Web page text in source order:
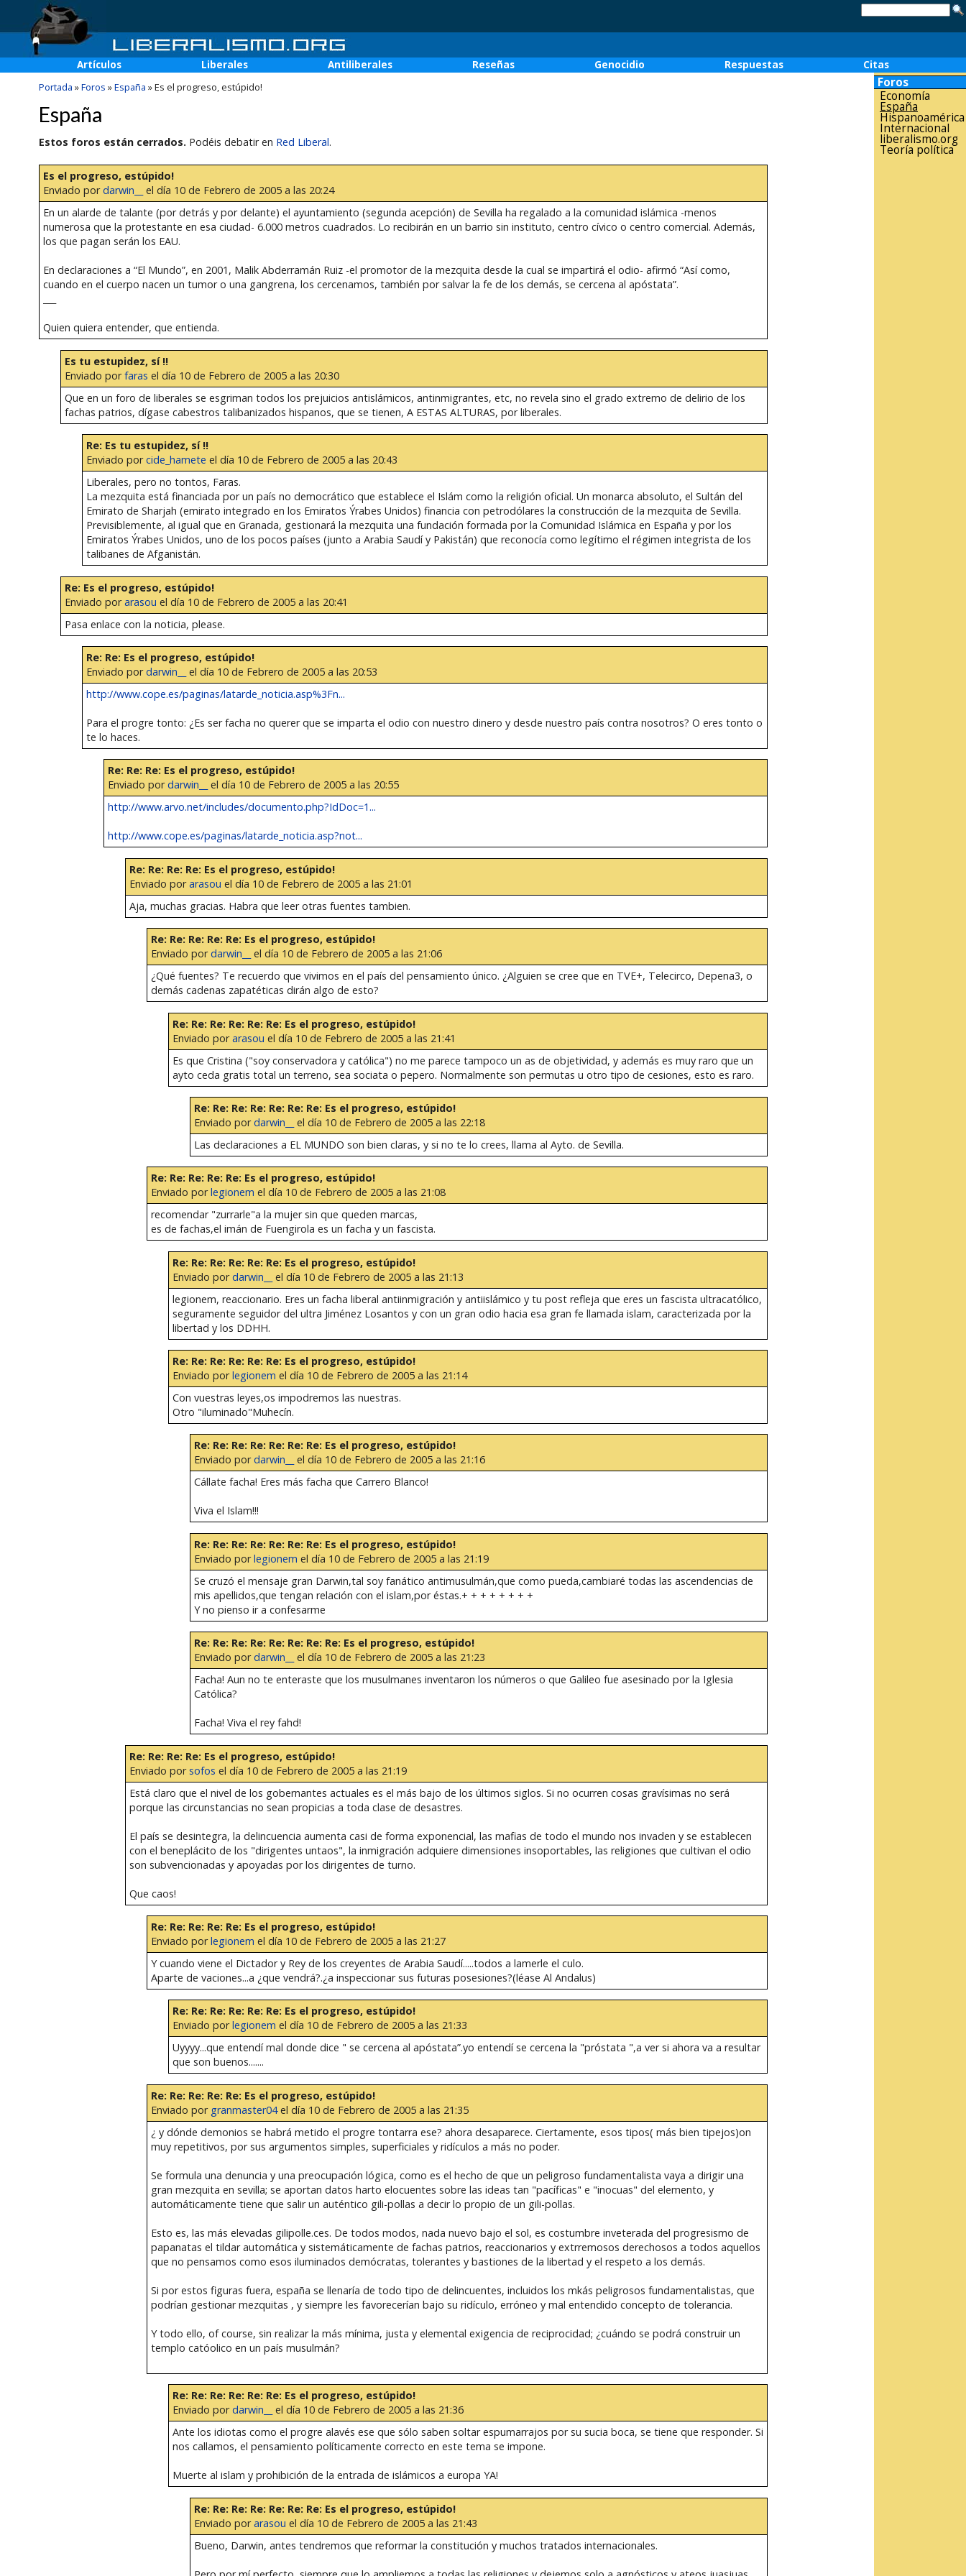
Artículos Liberales Antiliberales Reseñas Genocidio Respuestas
Citas
Portada »Foros »España »Es el progreso, estúpido!
España
Estos foros están cerrados. Podéis debatir en Red Liberal.
Es el progreso, estúpido!
Enviado pordarwin__
el día 10 de Febrero de 2005 a las 20:24
En un alarde de talante (por detrás y por delante) el ayuntamiento (segunda acepción) de Sevilla ha regalado a la comunidad islámica -menos
numerosa que la protestante en esa ciudad- 6.000 metros cuadrados. Lo recibirán en un barrio sin instituto, centro cívico o centro comercial. Además,
los que pagan serán los EAU.
En declaraciones a “El Mundo”, en 2001, Malik Abderramán Ruiz -el promotor de la mezquita desde la cual se impartirá el odio- afirmó “Así como,
cuando en el cuerpo nacen un tumor o una gangrena, los cercenamos, también por salvar la fe de los demás, se cercena al apóstata”.
Quien quiera entender, que entienda.
Es tu estupidez, sí !!
Enviado porfaras el día 10 de Febrero de 2005 a las 20:30
Que en un foro de liberales se esgriman todos los prejuicios antislámicos, antinmigrantes, etc, no revela sino el grado extremo de delirio de los
fachas patrios, dígase cabestros talibanizados hispanos, que se tienen, A ESTAS ALTURAS, por liberales.
Re: Es tu estupidez, sí !!
Enviado porcide_hamete el día 10 de Febrero de 2005 a las 20:43
Liberales, pero no tontos, Faras.
La mezquita está financiada por un país no democrático que establece el Islám como la religión oficial. Un monarca absoluto, el Sultán del
Emirato de Sharjah (emirato integrado en los Emiratos Ýrabes Unidos) financia con petrodólares la construcción de la mezquita de Sevilla.
Previsiblemente, al igual que en Granada, gestionará la mezquita una fundación formada por la Comunidad Islámica en España y por los
Emiratos Ýrabes Unidos, uno de los pocos países (junto a Arabia Saudí y Pakistán) que reconocía como legítimo el régimen integrista de los
talibanes de Afganistán.
Re: Es el progreso, estúpido!
Enviado porarasou el día 10 de Febrero de 2005 a las 20:41
Pasa enlace con la noticia, please.
Re: Re: Es el progreso, estúpido!
Enviado pordarwin__
el día 10 de Febrero de 2005 a las 20:53
http://www.cope.es/paginas/latarde_noticia.asp%3Fn...
Para el progre tonto: ¿Es ser facha no querer que se imparta el odio con nuestro dinero y desde nuestro país contra nosotros? O eres tonto o
te lo haces.
Re: Re: Re: Es el progreso, estúpido!
Enviado pordarwin__
el día 10 de Febrero de 2005 a las 20:55
http://www.arvo.net/includes/documento.php?IdDoc=1...
http://www.cope.es/paginas/latarde_noticia.asp?not...
Re: Re: Re: Re: Es el progreso, estúpido!
Enviado porarasou el día 10 de Febrero de 2005 a las 21:01
Aja, muchas gracias. Habra que leer otras fuentes tambien.
Re: Re: Re: Re: Re: Es el progreso, estúpido!
Enviado pordarwin__
el día 10 de Febrero de 2005 a las 21:06
¿Qué fuentes? Te recuerdo que vivimos en el país del pensamiento único. ¿Alguien se cree que en TVE+, Telecirco, Depena3, o
demás cadenas zapatéticas dirán algo de esto?
Re: Re: Re: Re: Re: Re: Es el progreso, estúpido!
Enviado porarasou el día 10 de Febrero de 2005 a las 21:41
Es que Cristina ("soy conservadora y católica") no me parece tampoco un as de objetividad, y además es muy raro que un
ayto ceda gratis total un terreno, sea sociata o pepero. Normalmente son permutas u otro tipo de cesiones, esto es raro.
Re: Re: Re: Re: Re: Re: Re: Es el progreso, estúpido!
Enviado pordarwin__
el día 10 de Febrero de 2005 a las 22:18
Las declaraciones a EL MUNDO son bien claras, y si no te lo crees, llama al Ayto. de Sevilla.
Re: Re: Re: Re: Re: Es el progreso, estúpido!
Enviado porlegionem el día 10 de Febrero de 2005 a las 21:08
recomendar "zurrarle"a la mujer sin que queden marcas,
es de fachas,el imán de Fuengirola es un facha y un fascista.
Re: Re: Re: Re: Re: Re: Es el progreso, estúpido!
Enviado pordarwin__
el día 10 de Febrero de 2005 a las 21:13
legionem, reaccionario. Eres un facha liberal antiinmigración y antiislámico y tu post refleja que eres un fascista ultracatólico,
seguramente seguidor del ultra Jiménez Losantos y con un gran odio hacia esa gran fe llamada islam, caracterizada por la
libertad y los DDHH.
Re: Re: Re: Re: Re: Re: Es el progreso, estúpido!
Enviado porlegionem el día 10 de Febrero de 2005 a las 21:14
Con vuestras leyes,os impodremos las nuestras.
Otro "iluminado"Muhecín.
Re: Re: Re: Re: Re: Re: Re: Es el progreso, estúpido!
Enviado pordarwin__
el día 10 de Febrero de 2005 a las 21:16
Cállate facha! Eres más facha que Carrero Blanco!
Viva el Islam!!!
Re: Re: Re: Re: Re: Re: Re: Es el progreso, estúpido!
Enviado porlegionem el día 10 de Febrero de 2005 a las 21:19
Se cruzó el mensaje gran Darwin,tal soy fanático antimusulmán,que como pueda,cambiaré todas las ascendencias de
mis apellidos,que tengan relación con el islam,por éstas.+ + + + + + + +
Y no pienso ir a confesarme
Re: Re: Re: Re: Re: Re: Re: Re: Es el progreso, estúpido!
Enviado pordarwin__
el día 10 de Febrero de 2005 a las 21:23
Facha! Aun no te enteraste que los musulmanes inventaron los números o que Galileo fue asesinado por la Iglesia
Católica?
Facha! Viva el rey fahd!
Re: Re: Re: Re: Es el progreso, estúpido!
Enviado porsofos el día 10 de Febrero de 2005 a las 21:19
Está claro que el nivel de los gobernantes actuales es el más bajo de los últimos siglos. Si no ocurren cosas gravísimas no será
porque las circunstancias no sean propicias a toda clase de desastres.
El país se desintegra, la delincuencia aumenta casi de forma exponencial, las mafias de todo el mundo nos invaden y se establecen
con el beneplácito de los "dirigentes untaos", la inmigración adquiere dimensiones insoportables, las religiones que cultivan el odio
son subvencionadas y apoyadas por los dirigentes de turno.
Que caos!
Re: Re: Re: Re: Re: Es el progreso, estúpido!
Enviado porlegionem el día 10 de Febrero de 2005 a las 21:27
Y cuando viene el Dictador y Rey de los creyentes de Arabia Saudí.....todos a lamerle el culo.
Aparte de vaciones...a ¿que vendrá?.¿a inspeccionar sus futuras posesiones?(léase Al Andalus)
Re: Re: Re: Re: Re: Re: Es el progreso, estúpido!
Enviado porlegionem el día 10 de Febrero de 2005 a las 21:33
Uyyyy...que entendí mal donde dice " se cercena al apóstata”.yo entendí se cercena la "próstata ",a ver si ahora va a resultar
que son buenos.......
Re: Re: Re: Re: Re: Es el progreso, estúpido!
Enviado por granmaster04el día 10 de Febrero de 2005 a las 21:35
¿ y dónde demonios se habrá metido el progre tontarra ese? ahora desaparece. Ciertamente, esos tipos( más bien tipejos)on
muy repetitivos, por sus argumentos simples, superficiales y ridículos a más no poder.
Se formula una denuncia y una preocupación lógica, como es el hecho de que un peligroso fundamentalista vaya a dirigir una
gran mezquita en sevilla; se aportan datos harto elocuentes sobre las ideas tan "pacíficas" e "inocuas" del elemento, y
automáticamente tiene que salir un auténtico gili-pollas a decir lo propio de un gili-pollas.
Esto es, las más elevadas gilipolle.ces. De todos modos, nada nuevo bajo el sol, es costumbre inveterada del progresismo de
papanatas el tildar automática y sistemáticamente de fachas patrios, reaccionarios y extrremosos derechosos a todos aquellos
que no pensamos como esos iluminados demócratas, tolerantes y bastiones de la libertad y el respeto a los demás.
Si por estos figuras fuera, españa se llenaría de todo tipo de delincuentes, incluidos los mkás peligrosos fundamentalistas, que
podrían gestionar mezquitas , y siempre les favorecerían bajo su ridículo, erróneo y mal entendido concepto de tolerancia.
Y todo ello, of course, sin realizar la más mínima, justa y elemental exigencia de reciprocidad; ¿cuándo se podrá construir un
templo catóolico en un país musulmán?
Re: Re: Re: Re: Re: Re: Es el progreso, estúpido!
Enviado pordarwin__
el día 10 de Febrero de 2005 a las 21:36
Ante los idiotas como el progre alavés ese que sólo saben soltar espumarrajos por su sucia boca, se tiene que responder. Si
nos callamos, el pensamiento políticamente correcto en este tema se impone.
Muerte al islam y prohibición de la entrada de islámicos a europa YA!
Re: Re: Re: Re: Re: Re: Re: Es el progreso, estúpido!
Enviado porarasou el día 10 de Febrero de 2005 a las 21:43
Bueno, Darwin, antes tendremos que reformar la constitución y muchos tratados internacionales.
Foros
Economía
España
Hispanoamérica
Internacional
liberalismo.org
Teoría política